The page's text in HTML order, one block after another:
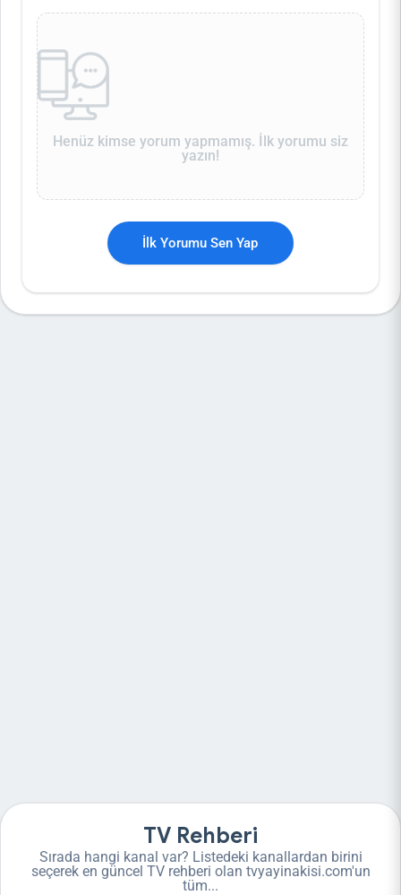
Henüz kimse yorum yapmamış. İlk yorumu siz
yazın!
İlk Yorumu Sen Yap
TV Rehberi
Sırada hangi kanal var? Listedeki kanallardan birini
seçerek en güncel TV rehberi olan tvyayinakisi.com'un
tüm...